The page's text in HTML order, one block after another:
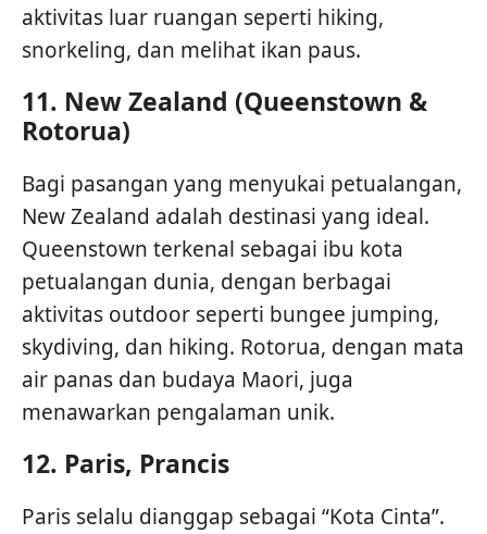
aktivitas luar ruangan seperti hiking,
snorkeling, dan melihat ikan paus.
11. New Zealand (Queenstown &
Rotorua)
Bagi pasangan yang menyukai petualangan,
New Zealand adalah destinasi yang ideal.
Queenstown terkenal sebagai ibu kota
petualangan dunia, dengan berbagai
aktivitas outdoor seperti bungee jumping,
skydiving, dan hiking. Rotorua, dengan mata
air panas dan budaya Maori, juga
menawarkan pengalaman unik.
12. Paris, Prancis
Paris selalu dianggap sebagai “Kota Cinta”.